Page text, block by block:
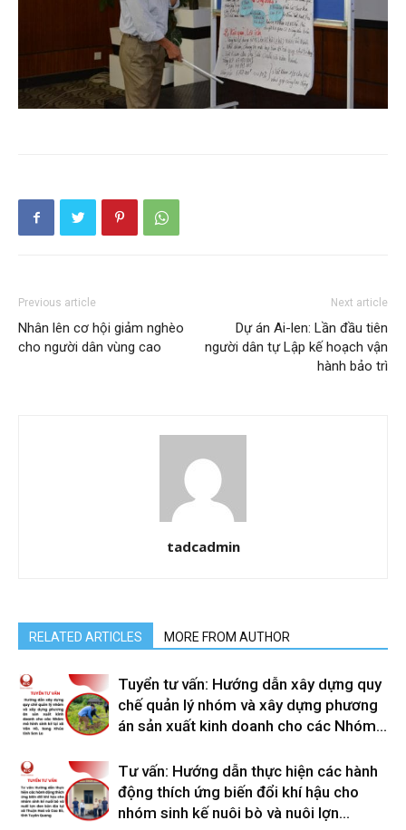
Previous article
Nhân lên cơ hội giảm nghèo
cho người dân vùng cao
Next article
Dự án Ai-len: Lần đầu tiên
người dân tự Lập kế hoạch vận
hành bảo trì
tadcadmin
RELATED ARTICLES MORE FROM AUTHOR
Tuyển tư vấn: Hướng dẫn xây dựng quy
chế quản lý nhóm và xây dựng phương
án sản xuất kinh doanh cho các Nhóm...
Tư vấn: Hướng dẫn thực hiện các hành
động thích ứng biến đổi khí hậu cho
nhóm sinh kế nuôi bò và nuôi lợn...